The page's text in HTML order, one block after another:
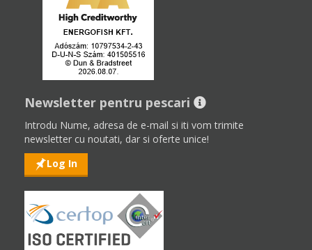
Newsletter pentru pescari
Introdu Nume, adresa de e-mail si iti vom trimite
newsletter cu noutati, dar si oferte unice!
Log In